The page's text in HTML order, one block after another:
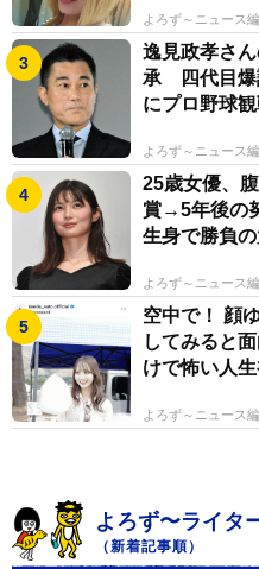
よろず～ニュース
逸見政孝さ
承 四代目爆
にプロ野球
よろず～ニュース
25歳女優、
賞→5年後の
生身で勝負
よろず～ニュース
空中で！ 顔
してみると
けで怖い人
よろず～ニュース
よろず〜ライタ
（新着記事順）